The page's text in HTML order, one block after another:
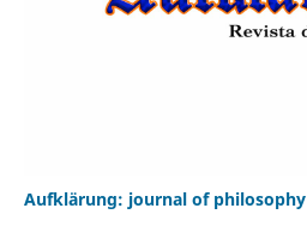
Aufklärung: journal of philosophy